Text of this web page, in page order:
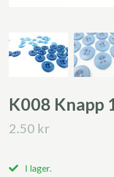
K008 Knapp
2.50 kr
I lager.